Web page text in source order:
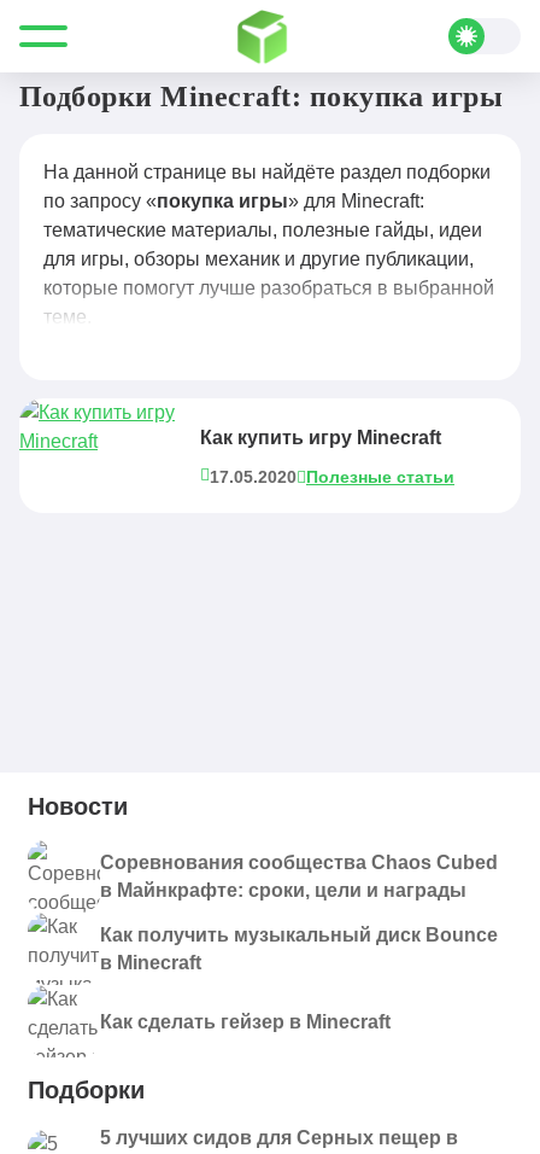
Все для Minecraft покупка игры
Подборки Minecraft: покупка игры
На данной странице вы найдёте раздел подборки
по запросу «покупка игры» для Minecraft:
тематические материалы, полезные гайды, идеи
для игры, обзоры механик и другие публикации,
которые помогут лучше разобраться в выбранной
теме.
Как купить игру Minecraft
17.05.2020 Полезные статьи
Новости
Соревнования сообщества Chaos Cubed
в Майнкрафте: сроки, цели и награды
Как получить музыкальный диск Bounce
в Minecraft
Как сделать гейзер в Minecraft
Подборки
5 лучших сидов для Серных пещер в